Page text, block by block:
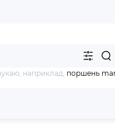
наприклад, поршень
двигуна MAN D2156